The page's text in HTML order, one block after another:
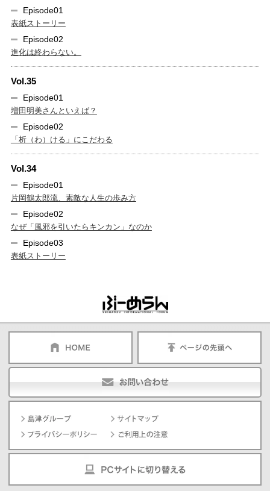
Episode01
表紙ストーリー
Episode02
進化は終わらない。
Vol.35
Episode01
増田明美さんといえば？
Episode02
「析（わ）ける」にこだわる
Vol.34
Episode01
片岡鶴太郎流、素敵な人生の歩み方
Episode02
なぜ「風邪を引いたらキンカン」なのか
Episode03
表紙ストーリー